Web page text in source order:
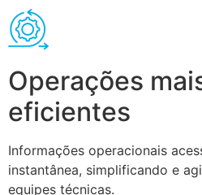
Operações
eficientes
Informações operacionais
instantânea, simplificando e
equipes técnicas.